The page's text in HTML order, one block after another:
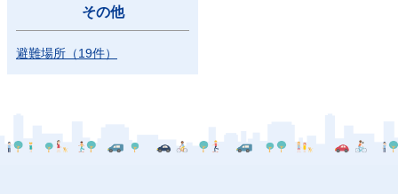
その他
避難場所 （19件）